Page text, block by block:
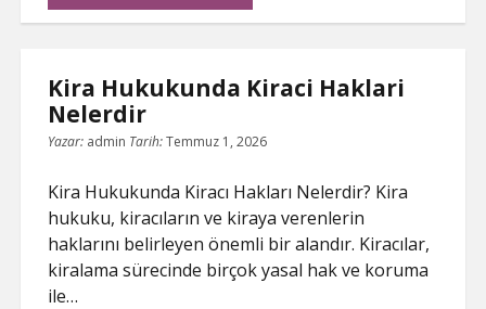
İcin
Ekipmanlari
Kira Hukukunda Kiraci Haklari
Nelerdir
Yazar: admin Tarih:Temmuz 1, 2026
Kira Hukukunda Kiracı Hakları Nelerdir? Kira
hukuku, kiracıların ve kiraya verenlerin
haklarını belirleyen önemli bir alandır. Kiracılar,
kiralama sürecinde birçok yasal hak ve koruma
ile…